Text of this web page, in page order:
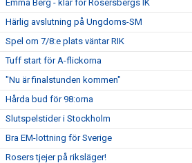
Emma Berg - klar för Rosersbergs IK
Härlig avslutning på Ungdoms-SM
Spel om 7/8:e plats väntar RIK
Tuff start för A-flickorna
"Nu är finalstunden kommen"
Hårda bud för 98:orna
Slutspelstider i Stockholm
Bra EM-lottning för Sverige
Rosers tjejer på riksläger!